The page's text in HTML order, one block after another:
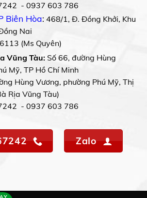
- 0937 603 786
Biên Hòa: 468/1, Đ. Đồng Khởi, Khu
Nai
(Ms Quyên)
Vũng Tàu: Số 66, đường Hùng
Mỹ, TP Hồ Chí Minh
Hùng Vương, phường Phú Mỹ, Thị
Rịa Vũng Tàu)
- 0937 603 786
Zalo